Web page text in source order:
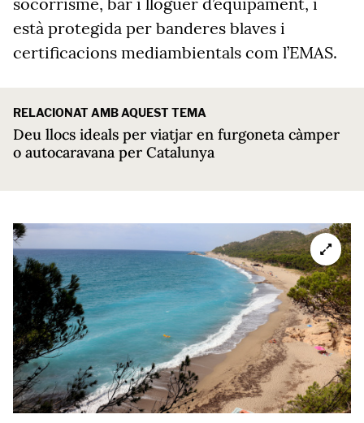
està protegida per banderes blaves i
certificacions mediambientals com l’EMAS.
RELACIONAT AMB AQUEST TEMA
Deu llocs ideals per viatjar en furgoneta càmper
o autocaravana per Catalunya